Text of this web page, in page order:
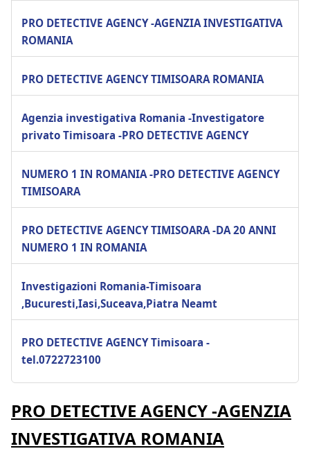
PRO DETECTIVE AGENCY -AGENZIA INVESTIGATIVA
ROMANIA
PRO DETECTIVE AGENCY TIMISOARA ROMANIA
Agenzia investigativa Romania -Investigatore
privato Timisoara -PRO DETECTIVE AGENCY
NUMERO 1 IN ROMANIA -PRO DETECTIVE AGENCY
TIMISOARA
PRO DETECTIVE AGENCY TIMISOARA -DA 20 ANNI
NUMERO 1 IN ROMANIA
Investigazioni Romania-Timisoara
,Bucuresti,Iasi,Suceava,Piatra Neamt
PRO DETECTIVE AGENCY Timisoara -
tel.0722723100
PRO DETECTIVE AGENCY -AGENZIA
INVESTIGATIVA ROMANIA